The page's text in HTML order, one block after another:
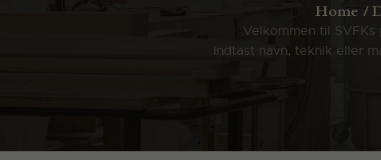
Home
Velkommen til
Indtast navn, teknik eller